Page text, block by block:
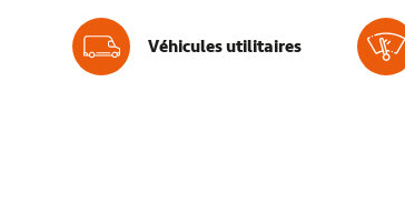
Véhicules utilitaires